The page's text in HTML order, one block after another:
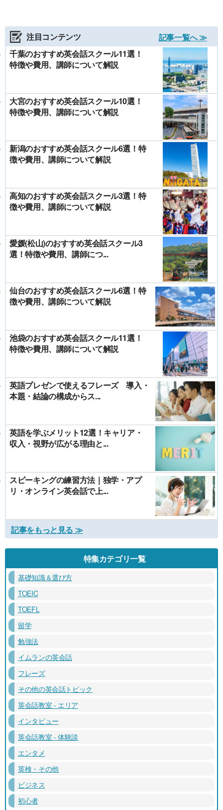
注目コンテンツ
記事一覧へ ≫
千葉のおすすめ英会話スクール11選！
特徴や費用、講師について解説
大宮のおすすめ英会話スクール10選！
特徴や費用、講師について解説
新潟のおすすめ英会話スクール6選！特
徴や費用、講師について解説
高知のおすすめ英会話スクール3選！特
徴や費用、講師について解説
愛媛(松山)のおすすめ英会話スクール3
選！特徴や費用、講師につ...
仙台のおすすめ英会話スクール6選！特
徴や費用、講師について解説
池袋のおすすめ英会話スクール11選！
特徴や費用、講師について解説
英語プレゼンで使えるフレーズ 導入・
本題・結論の構成からス...
英語を学ぶメリット12選！キャリア・
収入・視野が広がる理由と...
スピーキングの練習方法｜独学・アプ
リ・オンライン英会話で上...
記事をもっと見る ≫
特集カテゴリ一覧
基礎知識＆選び方
TOEIC
TOEFL
留学
勉強法
イムランの英会話
フレーズ
その他の英会話トピック
英会話教室 - エリア
インタビュー
英会話教室 - 体験談
エンタメ
英検・その他
ビジネス
初心者